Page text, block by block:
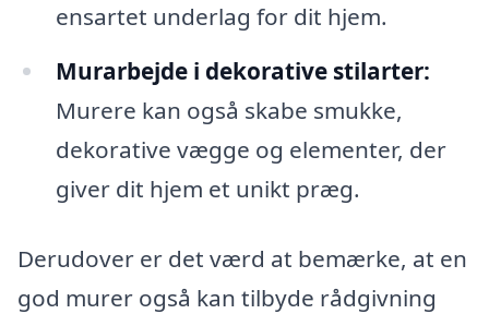
ensartet underlag for dit hjem.
Murarbejde i dekorative stilarter:
Murere kan også skabe smukke,
dekorative vægge og elementer, der
giver dit hjem et unikt præg.
Derudover er det værd at bemærke, at en
god murer også kan tilbyde rådgivning